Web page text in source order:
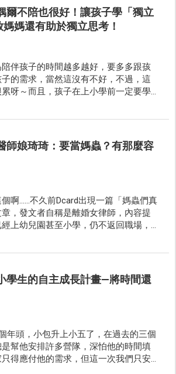
爾不陪也很好！讓孩子學「獨立
媽還有助於獨立思考！
伴孩子的時間越多越好，要多多跟孩
的需求，當然這沒有不好，不過，這
呀～而且，孩子在上小學前一定要學
師娘琦琦：要當媽蟲？有那麼容
啊……不久前Dcard出現一篇「媽蟲們真
，發文者自稱是離婚女律師，內容提
上幼兒園甚至小學，仍不返回職場，
學生的自主成長計畫—將時間還
年頭，小包升上小五了，在過去的三個
幫他安排許多營隊，深怕他的時間填
得應付他的需求，但這一次我們只安